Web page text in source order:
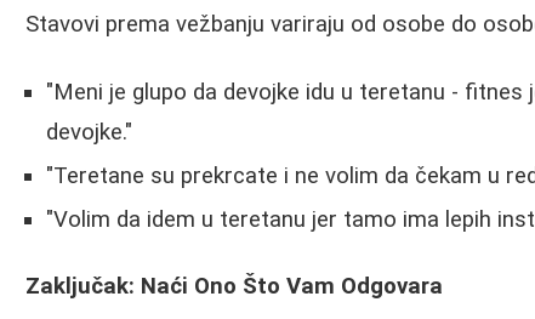
Stavovi prema vežbanju variraju od osobe do
"Meni je glupo da devojke idu u teretanu - fitnes
devojke."
"Teretane su prekrcate i ne volim da čekam u
"Volim da idem u teretanu jer tamo ima lepih
Zaključak: Naći Ono Što Vam Odgovara